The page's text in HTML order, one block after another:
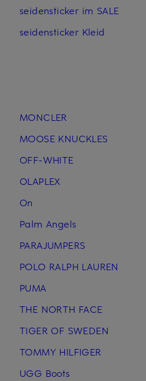
seidensticker im SALE
seidensticker Kleid
MONCLER
MOOSE KNUCKLES
OFF-WHITE
OLAPLEX
On
Palm Angels
PARAJUMPERS
POLO RALPH LAUREN
PUMA
THE NORTH FACE
TIGER OF SWEDEN
TOMMY HILFIGER
UGG Boots